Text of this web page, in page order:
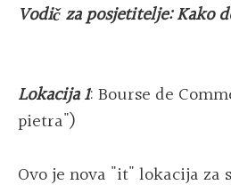
Vodič za posjetitelje: Kako
Lokacija 1: Bourse de
pietra")
Ovo je nova "it" lokacija za